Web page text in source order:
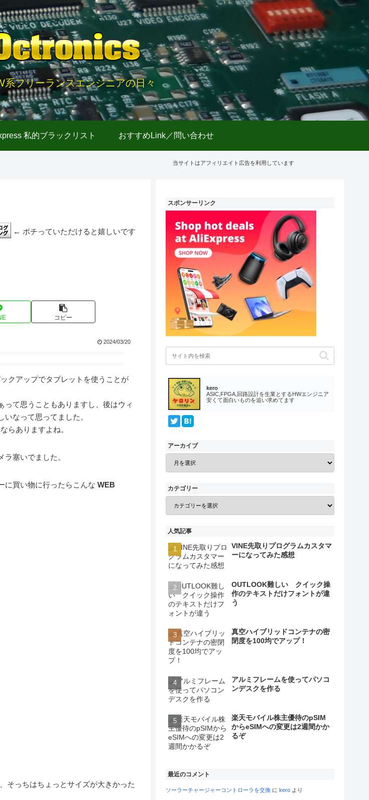
系フリーランスエンジニアの日々
私的ブラックリスト おすすめLink／問い合わせ
当サイトはアフィリエイト広告を利用しています
← ポチっていただけると嬉しいです
コピー
2024/03/20
クアップでタブレットを使うことが
て思うこともありますし、後はウィ
なって思ってました。
らありますよね。
塞いでました。
に買い物に行ったらこんな WEB
そっちはちょっとサイズが大きかった
スポンサーリンク
kero
ASIC,FPGA,回路設計を生業とするHWエンジニア
安くて面白いものを追い求めてます
アーカイブ
カテゴリー
人気記事
VINE先取りプログラムカスタマ
ーになってみた感想
OUTLOOK難しい クイック操
作のテキストだけフォントが違
う
真空ハイブリッドコンテナの密
閉度を100均でアップ！
アルミフレームを使ってパソコ
ンデスクを作る
楽天モバイル株主優待のpSIM
からeSIMへの変更は2週間かか
るぞ
最近のコメント
ソーラーチャージャーコントローラを交換 に kero より